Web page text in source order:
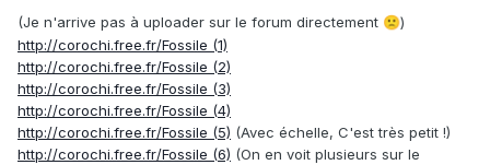
(Je n'arrive pas à uploader sur le forum directement 🙁)
http://corochi.free.fr/Fossile (1)
http://corochi.free.fr/Fossile (2)
http://corochi.free.fr/Fossile (3)
http://corochi.free.fr/Fossile (4)
http://corochi.free.fr/Fossile (5) (Avec échelle, C'est très petit !)
http://corochi.free.fr/Fossile (6) (On en voit plusieurs sur le